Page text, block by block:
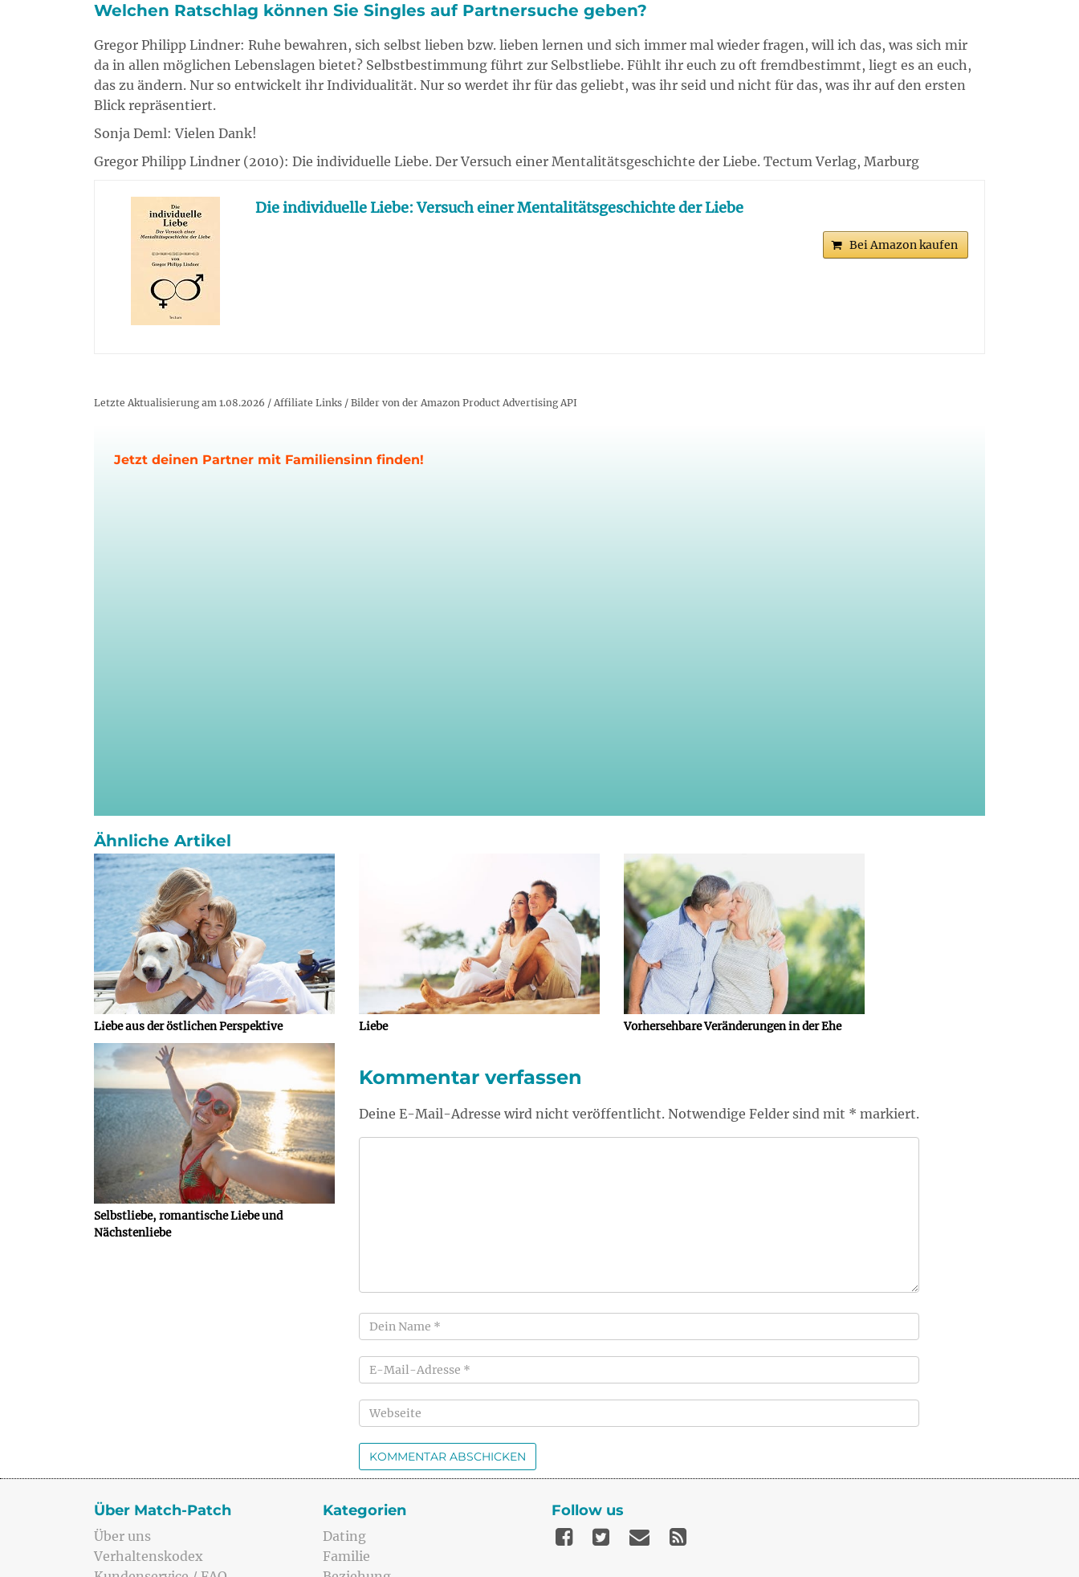
Welchen Ratschlag können Sie Singles auf Partnersuche geben?
Gregor Philipp Lindner: Ruhe bewahren, sich selbst lieben bzw. lieben lernen und sich immer mal wieder fragen, will ich das, was sich mir
da in allen möglichen Lebenslagen bietet? Selbstbestimmung führt zur Selbstliebe. Fühlt ihr euch zu oft fremdbestimmt, liegt es an euch,
das zu ändern. Nur so entwickelt ihr Individualität. Nur so werdet ihr für das geliebt, was ihr seid und nicht für das, was ihr auf den ersten
Blick repräsentiert.
Sonja Deml: Vielen Dank!
Gregor Philipp Lindner (2010): Die individuelle Liebe. Der Versuch einer Mentalitätsgeschichte der Liebe. Tectum Verlag, Marburg
Die individuelle Liebe: Versuch einer Mentalitätsgeschichte der Liebe
Bei Amazon kaufen
Letzte Aktualisierung am 1.08.2026 / Affiliate Links / Bilder von der Amazon Product Advertising API
Jetzt deinen Partner mit Familiensinn finden!
Ähnliche Artikel
Liebe aus der östlichen Perspektive Liebe Vorhersehbare Veränderungen in der Ehe
Selbstliebe, romantische Liebe und
Nächstenliebe
Kommentar verfassen
Deine E-Mail-Adresse wird nicht veröffentlicht. Notwendige Felder sind mit * markiert.
Über Match-Patch
Über uns
Verhaltenskodex
Kategorien
Dating
Familie
Follow us